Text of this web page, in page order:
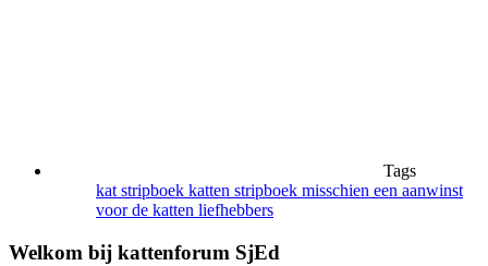
Tags
kat stripboek katten stripboek misschien een aanwinst
voor de katten liefhebbers
Welkom bij kattenforum SjEd